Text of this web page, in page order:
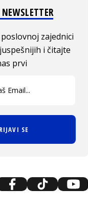
zajednici
i čitajte
prvi
SE